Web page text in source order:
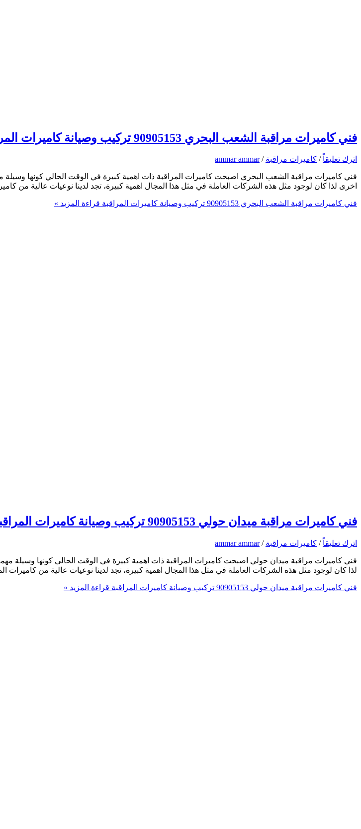
فني كاميرات مراقبة الشعب البحري 90905153 تركيب وصيانة كاميرات المراقبة
اترك تعليقاً / كاميرات مراقبة /
ammar ammar
فني كاميرات مراقبة الشعب البحري اصبحت كاميرات المراقبة ذات اهمية كبيرة في الوقت الحالي كونها وسيلة
اخرى لذا كان لوجود مثل هذه الشركات العاملة في مثل هذا المجال اهمية كبيرة، تجد لدينا نوعيات عالية من
فني كاميرات مراقبة الشعب البحري 90905153 تركيب وصيانة كاميرات المراقبة قراءة المزيد »
فني كاميرات مراقبة ميدان حولي 90905153 تركيب وصيانة كاميرات المراقبة
اترك تعليقاً / كاميرات مراقبة /
ammar ammar
فني كاميرات مراقبة ميدان حولي اصبحت كاميرات المراقبة ذات اهمية كبيرة في الوقت الحالي كونها وسيلة
لذا كان لوجود مثل هذه الشركات العاملة في مثل هذا المجال اهمية كبيرة، تجد لدينا نوعيات عالية من كاميرات
فني كاميرات مراقبة ميدان حولي 90905153 تركيب وصيانة كاميرات المراقبة قراءة المزيد »